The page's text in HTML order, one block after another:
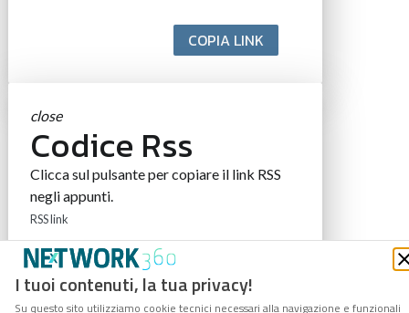
I tuoi contenuti, la tua privacy!
Su questo sito utilizziamo cookie tecnici necessari alla navigazione e funzionali
COPIA LINK
close
Codice Rss
Clicca sul pulsante per copiare il link RSS
negli appunti.
RSS link